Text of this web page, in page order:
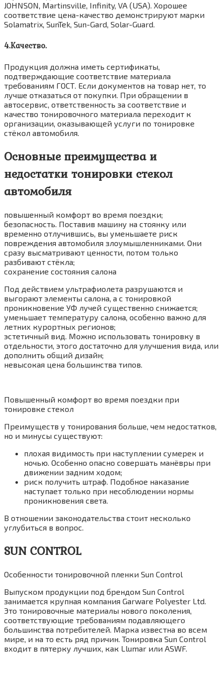
JOHNSON, Martinsville, Infinity, VA (USА). Хорошее
соответствие цена-качество демонстрируют марки
Solamatrix, SunTek, Sun-Gard, Solar-Guard.
4.Качество.
Продукция должна иметь сертификаты,
подтверждающие соответствие материала
требованиям ГОСТ. Если документов на товар нет, то
лучше отказаться от покупки. При обращении в
автосервис, ответственность за соответствие и
качество тонировочного материала переходит к
организации, оказывающей услуги по тонировке
стёкол автомобиля.
Основные преимущества и
недостатки тонировки стекол
автомобиля
повышенный комфорт во время поездки;
безопасность. Поставив машину на стоянку или
временно отлучившись, вы уменьшаете риск
повреждения автомобиля злоумышленниками. Они
сразу высматривают ценности, потом только
разбивают стёкла;
сохранение состояния салона
Под действием ультрафиолета разрушаются и
выгорают элементы салона, а с тонировкой
проникновение УФ лучей существенно снижается;
уменьшает температуру салона, особенно важно для
летних курортных регионов;
эстетичный вид. Можно использовать тонировку в
отдельности, этого достаточно для улучшения вида, или
дополнить общий дизайн;
невысокая цена большинства типов.
Повышенный комфорт во время поездки при
тонировке стекол
Преимуществ у тонирования больше, чем недостатков,
но и минусы существуют:
плохая видимость при наступлении сумерек и
ночью. Особенно опасно совершать манёвры при
движении задним ходом;
риск получить штраф. Подобное наказание
наступает только при несоблюдении нормы
проникновения света.
В отношении законодательства стоит несколько
углубиться в вопрос.
SUN CONTROL
Особенности тонировочной пленки Sun Control
Выпуском продукции под брендом Sun Control
занимается крупная компания Garware Polyester Ltd.
Это тонировочные материалы нового поколения,
соответствующие требованиям подавляющего
большинства потребителей. Марка известна во всем
мире, и на то есть ряд причин. Тонировка Sun Control
входит в пятерку лучших, как Llumar или ASWF.